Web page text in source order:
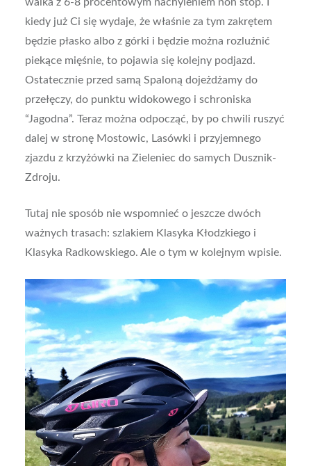
kiedy już Ci się wydaje, że właśnie za tym zakrętem
będzie płasko albo z górki i będzie można rozluźnić
piekące mięśnie, to pojawia się kolejny podjazd.
Ostatecznie przed samą Spaloną dojeżdżamy do
przełęczy, do punktu widokowego i schroniska
“Jagodna”. Teraz można odpocząć, by po chwili ruszyć
dalej w stronę Mostowic, Lasówki i przyjemnego
zjazdu z krzyżówki na Zieleniec do samych Dusznik-
Zdroju.
Tutaj nie sposób nie wspomnieć o jeszcze dwóch
ważnych trasach: szlakiem Klasyka Kłodzkiego i
Klasyka Radkowskiego. Ale o tym w kolejnym wpisie.